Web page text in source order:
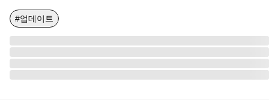
#업데이트